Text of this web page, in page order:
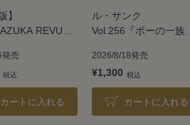
】
REVUE
売
カートに入れる
ル・サンク
Vol.256『ポーの一族』
2026/8/18発売
¥1,300
カートに入れる